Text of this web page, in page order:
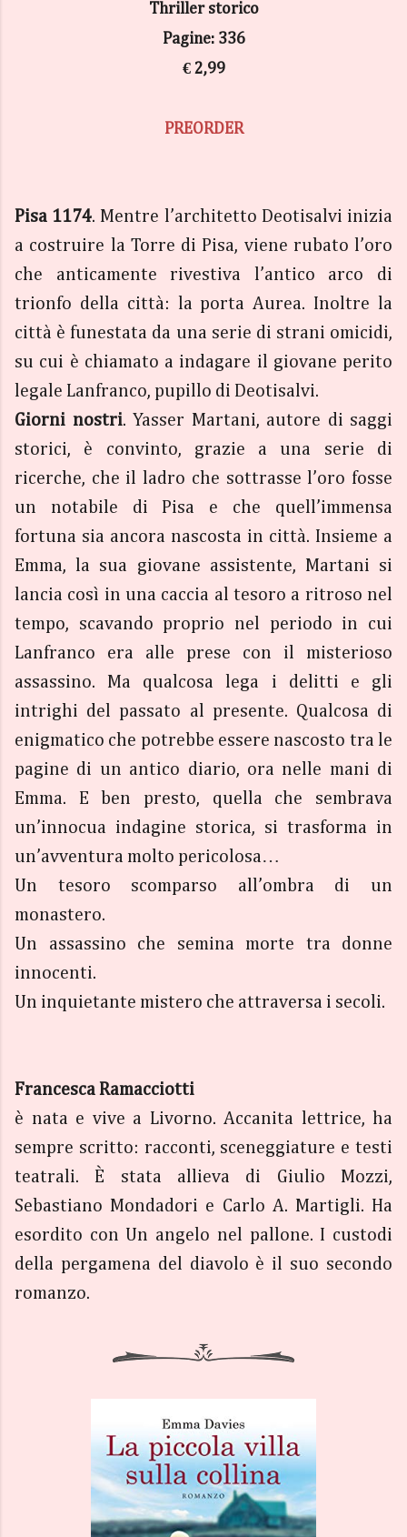
Thriller storico
Pagine: 336
€ 2,99
PREORDER
Pisa 1174. Mentre l’architetto Deotisalvi inizia
a costruire la Torre di Pisa, viene rubato l’oro
che anticamente rivestiva l’antico arco di
trionfo della città: la porta Aurea. Inoltre la
città è funestata da una serie di strani omicidi,
su cui è chiamato a indagare il giovane perito
legale Lanfranco, pupillo di Deotisalvi.
Giorni nostri. Yasser Martani, autore di saggi
storici, è convinto, grazie a una serie di
ricerche, che il ladro che sottrasse l’oro fosse
un notabile di Pisa e che quell’immensa
fortuna sia ancora nascosta in città. Insieme a
Emma, la sua giovane assistente, Martani si
lancia così in una caccia al tesoro a ritroso nel
tempo, scavando proprio nel periodo in cui
Lanfranco era alle prese con il misterioso
assassino. Ma qualcosa lega i delitti e gli
intrighi del passato al presente. Qualcosa di
enigmatico che potrebbe essere nascosto tra le
pagine di un antico diario, ora nelle mani di
Emma. E ben presto, quella che sembrava
un’innocua indagine storica, si trasforma in
un’avventura molto pericolosa…
Un tesoro scomparso all’ombra di un
monastero.
Un assassino che semina morte tra donne
innocenti.
Un inquietante mistero che attraversa i secoli.
Francesca Ramacciotti
è nata e vive a Livorno. Accanita lettrice, ha
sempre scritto: racconti, sceneggiature e testi
teatrali. È stata allieva di Giulio Mozzi,
Sebastiano Mondadori e Carlo A. Martigli. Ha
esordito con Un angelo nel pallone. I custodi
della pergamena del diavolo è il suo secondo
romanzo.